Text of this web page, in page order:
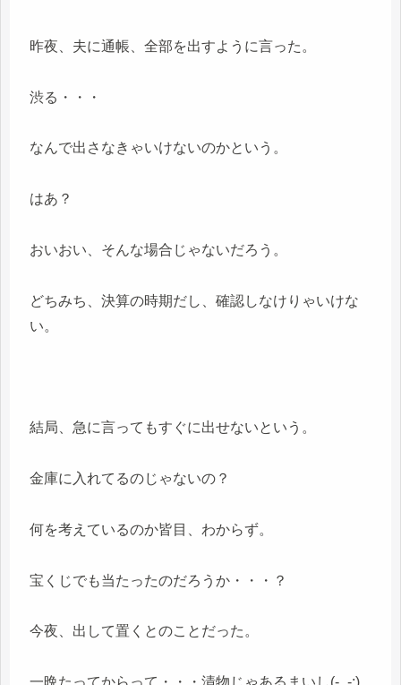
昨夜、夫に通帳、全部を出すように言った。
渋る・・・
なんで出さなきゃいけないのかという。
はあ？
おいおい、そんな場合じゃないだろう。
どちみち、決算の時期だし、確認しなけりゃいけな
い。
結局、急に言ってもすぐに出せないという。
金庫に入れてるのじゃないの？
何を考えているのか皆目、わからず。
宝くじでも当たったのだろうか・・・？
今夜、出して置くとのことだった。